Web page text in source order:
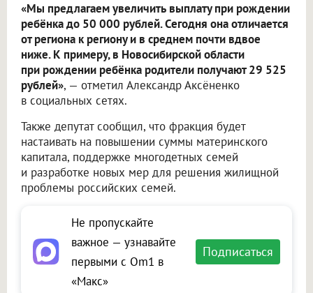
«Мы предлагаем увеличить выплату при рождении
ребёнка до 50 000 рублей. Сегодня она отличается
от региона к региону и в среднем почти вдвое
ниже. К примеру, в Новосибирской области
при рождении ребёнка родители получают 29 525
рублей», — отметил Александр Аксёненко
в социальных сетях.
Также депутат сообщил, что фракция будет
настаивать на повышении суммы материнского
капитала, поддержке многодетных семей
и разработке новых мер для решения жилищной
проблемы российских семей.
Не пропускайте
важное — узнавайте
первыми с Om1 в
«Макс»
Подписаться